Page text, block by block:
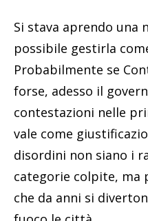
Si stava aprendo una
possibile gestirla
Probabilmente se
forse, adesso il
contestazioni nelle
vale come
disordini non siano i
categorie colpite,
che da anni si